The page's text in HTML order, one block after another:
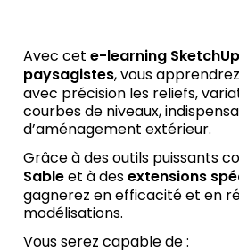
Avec cet e-learning
paysagistes, vous
avec précision les reliefs,
courbes de niveaux,
d’aménagement extérieur.
Grâce à des outils puissants
Sableet à des extensions
gagnerez en efficacité et en
modélisations.
Vous serez capable de :